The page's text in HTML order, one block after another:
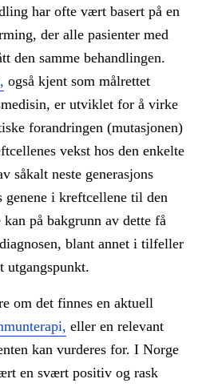
har ofte vært basert på en
der alle pasienter med
den samme behandlingen.
også kjent som målrettet
er utviklet for å virke
forandringen (mutasjonen)
vekst hos den enkelte
såkalt neste generasjons
genene i kreftcellene til den
på bakgrunn av dette få
blant annet i tilfeller
utgangspunkt.
om det finnes en aktuell
eller en relevant
kan vurderes for. I Norge
en svært positiv og rask